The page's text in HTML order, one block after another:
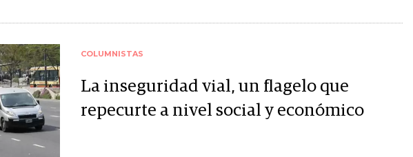
COLUMNISTAS
La inseguridad vial, un flagelo que
repecurte a nivel social y económico